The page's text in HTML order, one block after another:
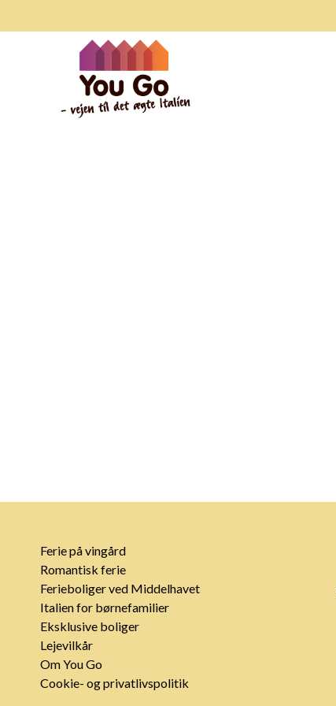
Ferie på vingård
Romantisk ferie
Ferieboliger ved Middelhavet
Italien for børnefamilier
Eksklusive boliger
Lejevilkår
Om You Go
Cookie- og privatlivspolitik